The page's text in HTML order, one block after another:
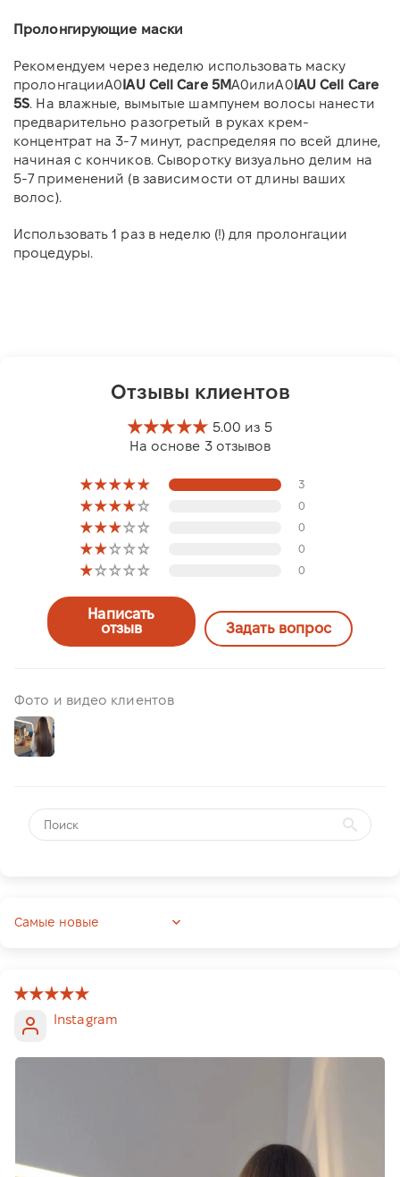
Пролонгирующие маски
Рекомендуем через неделю использовать маску
пролонгацииA0IAU Cell Care 5MA0илиA0IAU Cell Care
5S. На влажные, вымытые шампунем волосы нанести
предварительно разогретый в руках крем-
концентрат на 3-7 минут, распределяя по всей длине,
начиная с кончиков. Сыворотку визуально делим на
5-7 применений (в зависимости от длины ваших
волос).
Использовать 1 раз в неделю (!) для пролонгации
процедуры.
Отзывы клиентов
5.00 из 5
На основе 3 отзывов
3
0
0
0
0
Написать
отзыв
Задать вопрос
Фото и видео клиентов
Sort by
Instagram